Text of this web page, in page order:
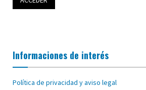
Informaciones de interés
Política de privacidad y aviso legal